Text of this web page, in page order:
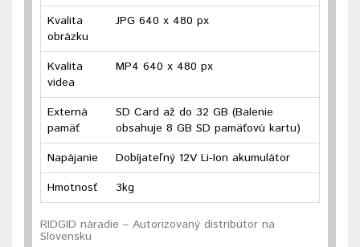
Kvalita
obrázku
JPG 640 x 480 px
Kvalita
videa
MP4 640 x 480 px
Externá
pamäť
SD Card až do 32 GB (Balenie
obsahuje 8 GB SD pamäťovú kartu)
Napájanie
Dobíjateľný 12V Li-Ion akumulátor
Hmotnosť
3kg
RIDGID náradie – Autorizovaný distribútor na
Slovensku